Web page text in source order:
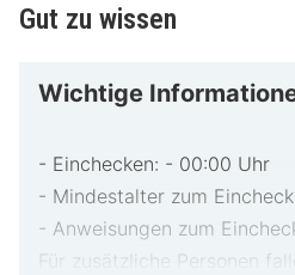
Gut zu wissen
Wichtige
- Einchecken: - 00:00 Uhr
- Mindestalter zum
- Anweisungen zum
Für zusätzliche Personen